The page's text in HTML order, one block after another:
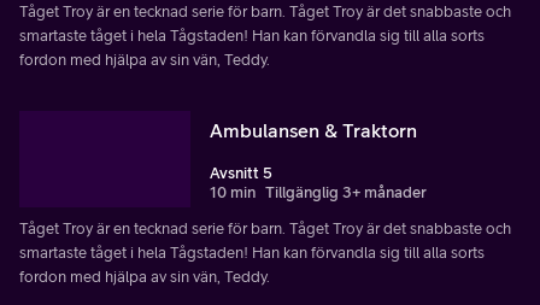
Tåget Troy är en tecknad serie för barn. Tåget Troy är det snabbaste och
smartaste tåget i hela Tågstaden! Han kan förvandla sig till alla sorts
fordon med hjälpa av sin vän, Teddy.
Ambulansen & Traktorn
Avsnitt 5
10 min Tillgänglig 3+ månader
Tåget Troy är en tecknad serie för barn. Tåget Troy är det snabbaste och
smartaste tåget i hela Tågstaden! Han kan förvandla sig till alla sorts
fordon med hjälpa av sin vän, Teddy.